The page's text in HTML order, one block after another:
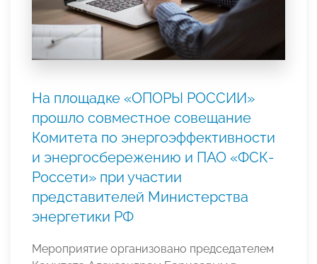
На площадке «ОПОРЫ РОССИИ»
прошло совместное совещание
Комитета по энергоэффективности
и энергосбережению и ПАО «ФСК-
Россети» при участии
представителей Министерства
энергетики РФ
Мероприятие организовано председателем